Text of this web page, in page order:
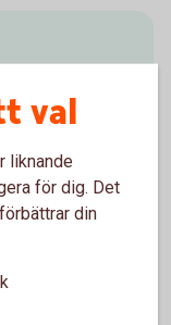
och
val
liknande
för dig. Det
din